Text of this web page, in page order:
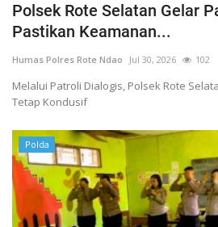
Polsek Rote Selatan Gelar
Pastikan Keamanan...
Humas Polres Rote Ndao Jul 30, 2026 102
Melalui Patroli Dialogis, Polsek Rote
Tetap Kondusif
Polda